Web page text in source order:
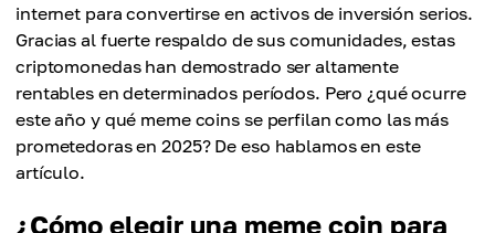
internet para convertirse en activos de inversión serios.
Gracias al fuerte respaldo de sus comunidades, estas
criptomonedas han demostrado ser altamente
rentables en determinados períodos. Pero ¿qué ocurre
este año y qué meme coins se perfilan como las más
prometedoras en 2025? De eso hablamos en este
artículo.
¿Cómo elegir una meme coin para